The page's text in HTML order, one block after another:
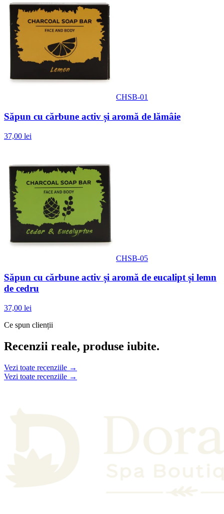
CHSB-01
Săpun cu cărbune activ și aromă de lămâie
37,00 lei
CHSB-05
Săpun cu cărbune activ și aromă de eucalipt și lemn
de cedru
37,00 lei
Ce spun clienții
Recenzii reale, produse iubite.
Vezi toate recenziile →
Vezi toate recenziile →